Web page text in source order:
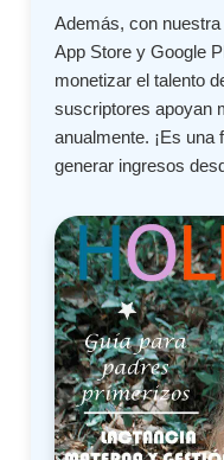
Además, con
App Store y Google
monetizar el talento
suscriptores apoyan
anualmente. ¡Es
generar ingresos